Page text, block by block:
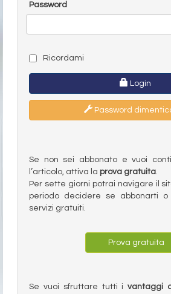
Password
Ricordami
Login
Password
Se non sei abbonato e vuoi
l’articolo, attiva la prova gratuita.
Per sette giorni potrai navigare il
periodo decidere se abbonarti
servizi gratuiti.
Prova gratuita
Se vuoi sfruttare tutti ivantaggi